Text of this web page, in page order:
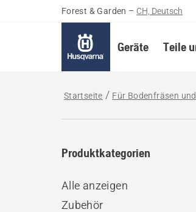
Forest & Garden – CH, Deutsch
Geräte Teile
Startseite Für Bodenfräsen
Produktkategorien
Alle anzeigen
Zubehör